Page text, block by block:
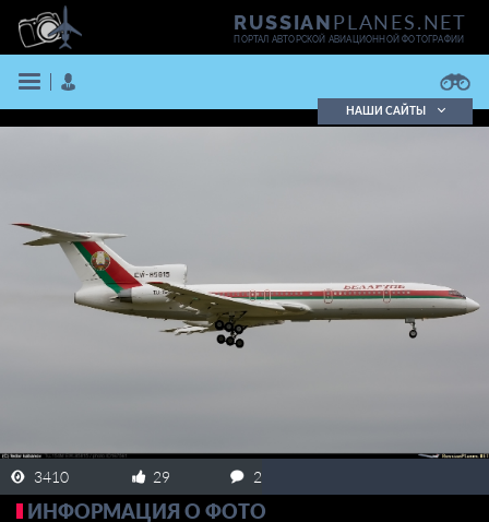
RUSSIANPLANES.NET
ПОРТАЛ АВТОРСКОЙ АВИАЦИОННОЙ ФОТОГРАФИИ
НАШИ САЙТЫ
3410 29 2
ИНФОРМАЦИЯ О ФОТО